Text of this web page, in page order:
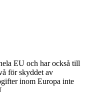
EU och har också till
för skyddet av
inom Europa inte